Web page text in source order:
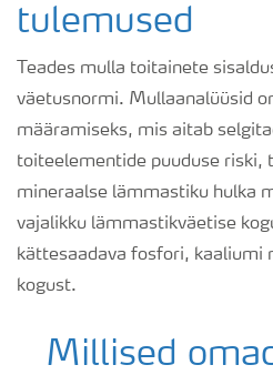
tulemused
Teades mulla toitainete
väetusnormi. Mullaanalüüsid
määramiseks, mis aitab
toiteelementide puuduse riski,
mineraalse lämmastiku hulka
vajalikku lämmastikväetise
kättesaadava fosfori, kaaliumi
kogust.
Millised